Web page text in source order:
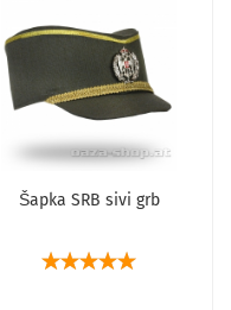
Šapka SRB sivi grb